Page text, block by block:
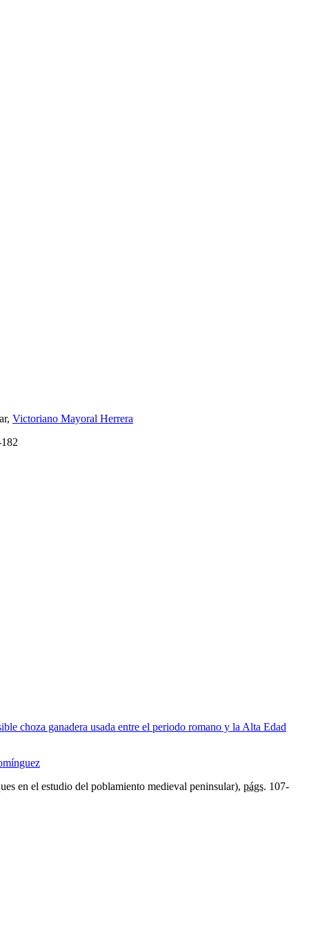
Victoriano Mayoral Herrera
choza ganadera usada entre el periodo romano y la Alta Edad
en el estudio del poblamiento medieval peninsular), págs. 107-